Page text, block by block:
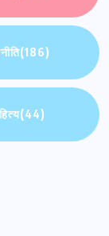
(186)
(44)